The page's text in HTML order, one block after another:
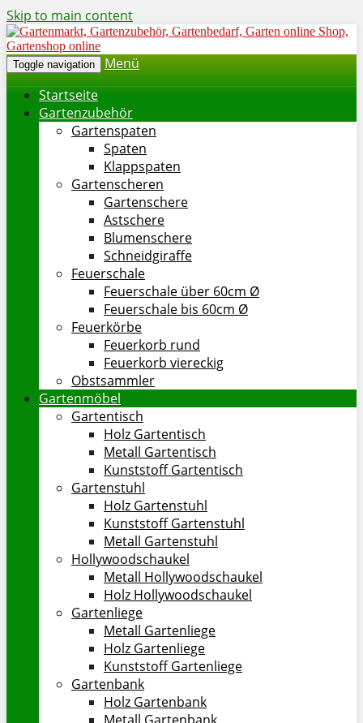
Skip to main content
Toggle navigation
Menü
Startseite
Gartenzubehör
Gartenspaten
Spaten
Klappspaten
Gartenscheren
Gartenschere
Astschere
Blumenschere
Schneidgiraffe
Feuerschale
Feuerschale über 60cm Ø
Feuerschale bis 60cm Ø
Feuerkörbe
Feuerkorb rund
Feuerkorb viereckig
Obstsammler
Gartenmöbel
Gartentisch
Holz Gartentisch
Metall Gartentisch
Kunststoff Gartentisch
Gartenstuhl
Holz Gartenstuhl
Kunststoff Gartenstuhl
Metall Gartenstuhl
Hollywoodschaukel
Metall Hollywoodschaukel
Holz Hollywoodschaukel
Gartenliege
Metall Gartenliege
Holz Gartenliege
Kunststoff Gartenliege
Gartenbank
Holz Gartenbank